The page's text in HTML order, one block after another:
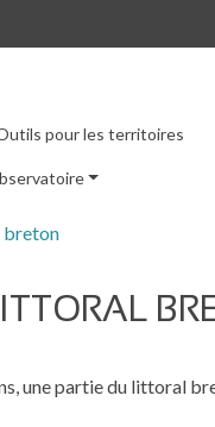
Menu principal
pour les territoires
breton
une partie du littoral